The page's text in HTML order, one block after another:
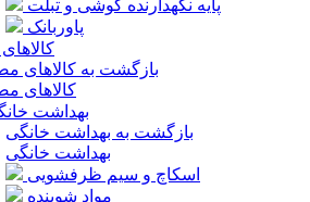
پایه نگهدارنده گوشی و تبلت
پاوربانک
بازگشت به کالاهای
کالاهای
بهداشت
بازگشت به بهداشت خانگی
بهداشت خانگی
اسکاچ و سیم ظرفشویی
مواد شوینده